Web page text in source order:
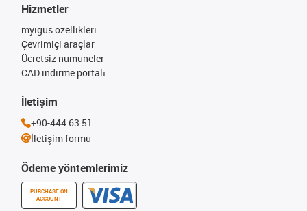
Ödeme yöntemlerimiz
PURCHASE ON
ACCOUNT
Hizmetler
myigus özellikleri
Çevrimiçi araçlar
Ücretsiz numuneler
CAD indirme portalı
İletişim
+90-444 63 51
İletişim formu